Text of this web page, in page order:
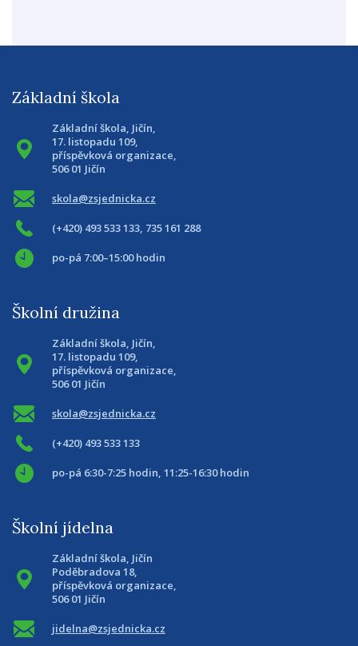
Základní škola
Základní škola, Jičín,
17. listopadu 109,
příspěvková organizace,
506 01 Jičín
skola@zsjednicka.cz
(+420) 493 533 133, 735 161 288
po-pá 7:00–15:00 hodin
Školní družina
Základní škola, Jičín,
17. listopadu 109,
příspěvková organizace,
506 01 Jičín
skola@zsjednicka.cz
(+420) 493 533 133
po-pá 6:30-7:25 hodin, 11:25-16:30 hodin
Školní jídelna
Základní škola, Jičín
Poděbradova 18,
příspěvková organizace,
506 01 Jičín
jidelna@zsjednicka.cz